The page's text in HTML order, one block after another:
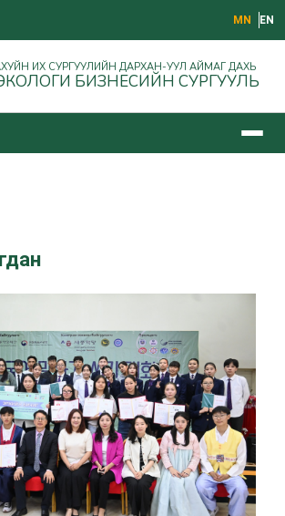
МN EN
АХУЙН ИХ СУРГУУЛИЙН ДАРХАН-УУЛ АЙМАГ ДАХЬ
БИЗНЕСИЙН СУРГУУЛЬ